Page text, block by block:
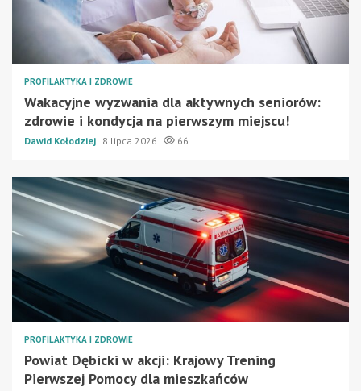
PROFILAKTYKA I ZDROWIE
Wakacyjne wyzwania dla aktywnych seniorów:
zdrowie i kondycja na pierwszym miejscu!
Dawid Kołodziej 8 lipca 2026 66
PROFILAKTYKA I ZDROWIE
Powiat Dębicki w akcji: Krajowy Trening
Pierwszej Pomocy dla mieszkańców